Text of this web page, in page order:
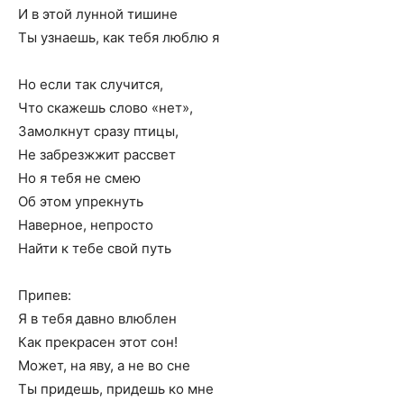
И в этой лунной тишине
Ты узнаешь, как тебя люблю я
Но если так случится,
Что скажешь слово «нет»,
Замолкнут сразу птицы,
Не забрезжжит рассвет
Но я тебя не смею
Об этом упрекнуть
Наверное, непросто
Найти к тебе свой путь
Припев:
Я в тебя давно влюблен
Как прекрасен этот сон!
Может, на яву, а не во сне
Ты придешь, придешь ко мне